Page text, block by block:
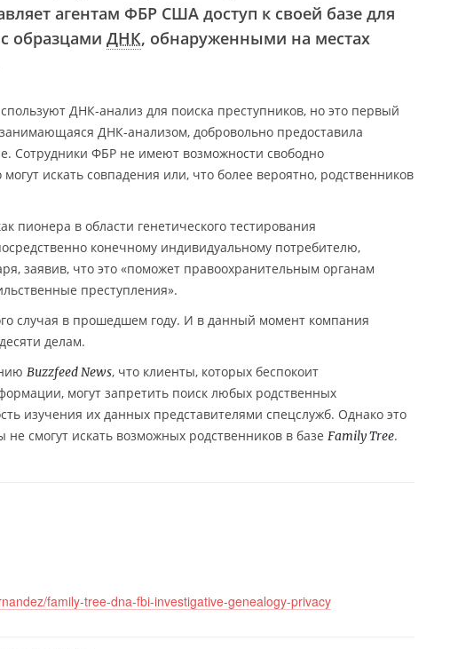
агентам ФБР США доступ к своей базе для
образцами ДНК, обнаруженными на местах
ДНК-анализ для поиска преступников, но это первый
ДНК-анализом, добровольно предоставила
Сотрудники ФБР не имеют возможности свободно
искать совпадения или, что более вероятно, родственников
пионера в области генетического тестирования
конечному индивидуальному потребителю,
заявив, что это «поможет правоохранительным органам
преступления».
случая в прошедшем году. И в данный момент компания
делам.
Buzzfeed News, что клиенты, которых беспокоит
могут запретить поиск любых родственных
изучения их данных представителями спецслужб. Однако это
смогут искать возможных родственников в базе Family Tree.
family-tree-dna-fbi-investigative-genealogy-privacy